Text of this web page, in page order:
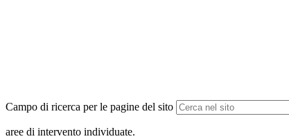
Campo di ricerca per le pagine del sito
aree di intervento individuate.